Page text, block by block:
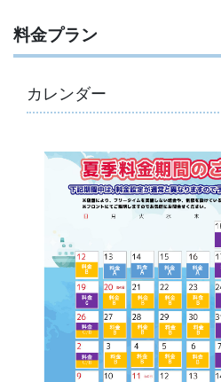
料金プラン
カレンダー